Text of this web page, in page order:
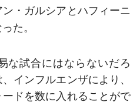
ン・ガルシアとハフィーニ
た。
な試合にはならないだろ
インフルエンザにより、
ドを数に入れることがで